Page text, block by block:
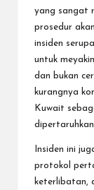
yang sangat
prosedur
insiden
untuk
dan bukan
kurangnya
Kuwait
Insiden ini
protokol
keterlibatan,